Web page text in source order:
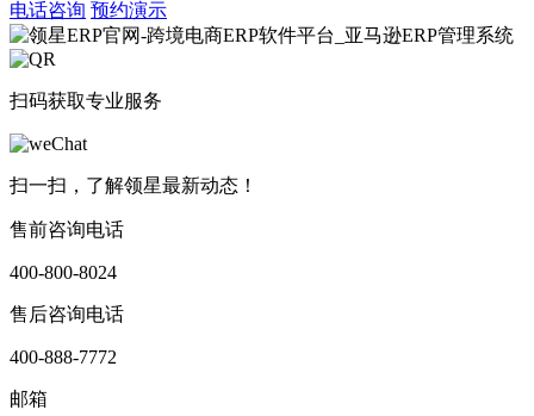
电话咨询 预约演示
扫码获取专业服务
扫一扫，了解领星最新动态！
售前咨询电话
400-800-8024
售后咨询电话
400-888-7772
邮箱